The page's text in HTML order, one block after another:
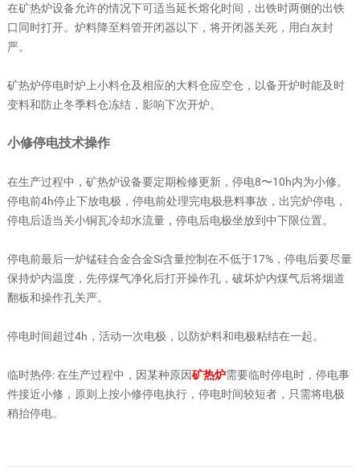
在矿热炉设备允许的情况下可适当延长熔化时间，出铁时两侧的出铁
口同时打开。炉料降至料管开闭器以下，将开闭器关死，用白灰封
严。
矿热炉停电时炉上小料仓及相应的大料仓应空仓，以备开炉时能及时
变料和防止冬季料仓冻结，影响下次开炉。
小修停电技术操作
在生产过程中，矿热炉设备要定期检修更新，停电8〜10h内为小修。
停电前4h停止下放电极，停电前处理完电极悬料事故，出完炉停电，
停电后适当关小铜瓦冷却水流量，停电后电极坐放到中下限位置。
停电前最后一炉锰硅合金合金Si含量控制在不低于17%，停电后要尽量
保持炉内温度，先停煤气净化后打开操作孔，破坏炉内煤气后将烟道
翻板和操作孔关严。
停电时间超过4h，活动一次电极，以防炉料和电极粘结在一起。
临时热停: 在生产过程中，因某种原因矿热炉需要临时停电时，停电事
件接近小修，原则上按小修停电执行，停电时间较短者，只需将电极
稍抬停电。